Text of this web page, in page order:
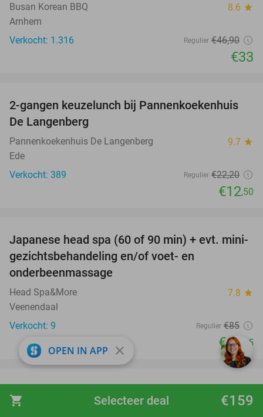
shopping_cart €159
Selecteer deal
Busan Korean BBQ 8.6 star
Arnhem
Verkocht: 1.316
Regulier €46,90
€33
44%
2-gangen keuzelunch bij Pannenkoekenhuis
De Langenberg
Pannenkoekenhuis De Langenberg 9.7 star
Ede
Verkocht: 389
Regulier €22,20
€12,50
41%
Japanese head spa (60 of 90 min) + evt. mini-
gezichtsbehandeling en/of voet- en
onderbeenmassage
Head Spa&More 7.8 star
Veenendaal
Verkocht: 9
Regulier €85
€49 ,95
41%
favorite_border
hartje Arnhem
OPEN IN APP close